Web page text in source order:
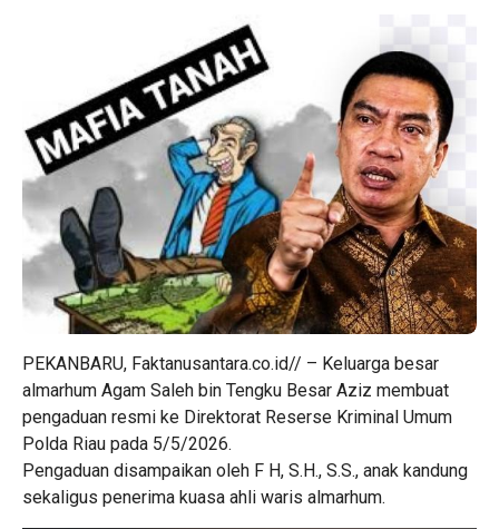
PEKANBARU, Faktanusantara.co.id// – Keluarga besar
almarhum Agam Saleh bin Tengku Besar Aziz membuat
pengaduan resmi ke Direktorat Reserse Kriminal Umum
Polda Riau pada 5/5/2026.
Pengaduan disampaikan oleh F H, S.H., S.S., anak kandung
sekaligus penerima kuasa ahli waris almarhum.